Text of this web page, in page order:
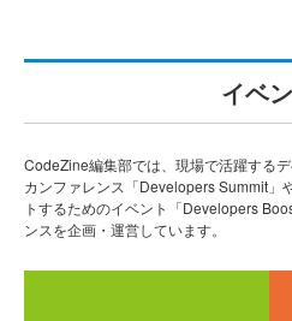
イベ
CodeZine編集部では、現場で活躍する
カンファレンス「Developers Summit」
トするためのイベント「Developers
ンスを企画・運営しています。